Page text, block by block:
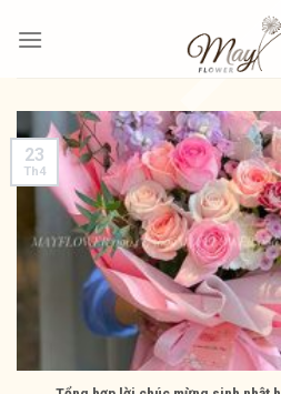
qua
23
Th4